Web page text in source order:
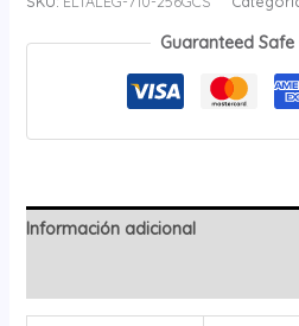
Guaranteed Safe
Información adicional